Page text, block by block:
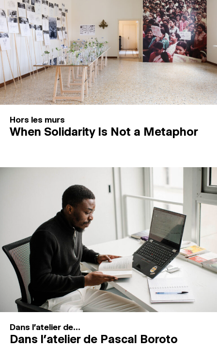
Hors les murs
When Solidarity Is Not a Metaphor
Dans l'atelier de...
Dans l’atelier de Pascal Boroto